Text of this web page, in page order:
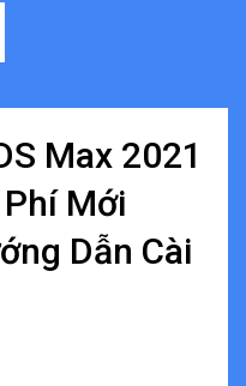
Max 2021
Mới
Dẫn Cài